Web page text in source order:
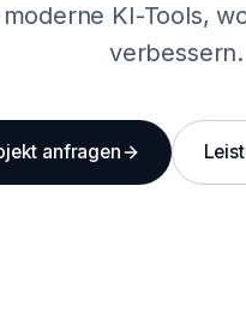
KI-Tools,
verbessern.
anfragen